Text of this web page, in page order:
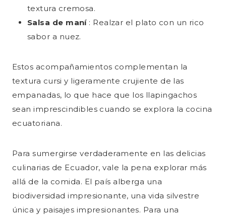
textura cremosa.
Salsa de maní : Realzar el plato con un rico
sabor a nuez.
Estos acompañamientos complementan la
textura cursi y ligeramente crujiente de las
empanadas, lo que hace que los llapingachos
sean imprescindibles cuando se explora la cocina
ecuatoriana.
Para sumergirse verdaderamente en las delicias
culinarias de Ecuador, vale la pena explorar más
allá de la comida. El país alberga una
biodiversidad impresionante, una vida silvestre
única y paisajes impresionantes. Para una